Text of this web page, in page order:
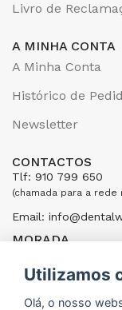
Livro de
A MINHA CONTA
A Minha Conta
Histórico de
Newsletter
CONTACTOS
Tlf: 910 799 650
(chamada para a rede
Email:
MORADA
Portugal
Utilizamos
Olá, o nosso